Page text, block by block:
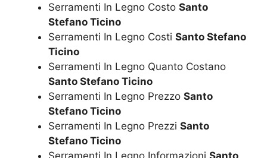
Serramenti In Legno Costo Santo
Stefano Ticino
Serramenti In Legno Costi Santo Stefano
Ticino
Serramenti In Legno Quanto Costano
Santo Stefano Ticino
Serramenti In Legno Prezzo Santo
Stefano Ticino
Serramenti In Legno Prezzi Santo
Stefano Ticino
Serramenti In Legno Informazioni Santo